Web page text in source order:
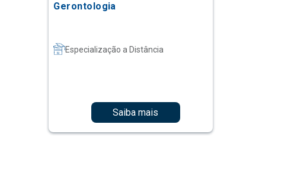
Gerontologia
Especialização a Distância
Saiba mais